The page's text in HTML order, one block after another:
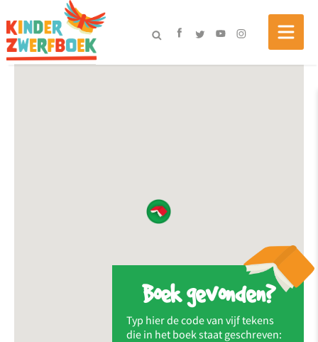
Boek gevonden?
Typ hier de code van vijf tekens
die in het boek staat geschreven: